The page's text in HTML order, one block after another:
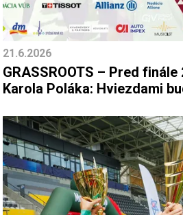
21.6.2026
GRASSROOTS – Pred
Karola Poláka: Hviezdami